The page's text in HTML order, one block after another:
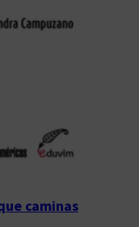
caminas